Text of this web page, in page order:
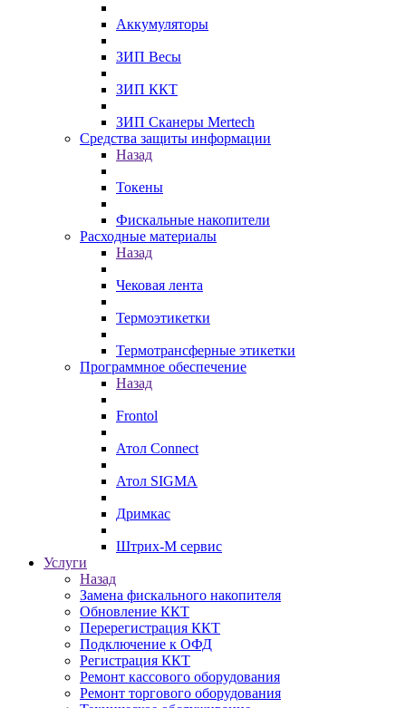
Аккумуляторы
ЗИП Весы
ЗИП ККТ
ЗИП Сканеры Mertech
Средства защиты информации
Назад
Токены
Фискальные накопители
Расходные материалы
Назад
Чековая лента
Термоэтикетки
Термотрансферные этикетки
Программное обеспечение
Назад
Frontol
Атол Connect
Атол SIGMA
Дримкас
Штрих-М сервис
Услуги
Назад
Замена фискального накопителя
Обновление ККТ
Перерегистрация ККТ
Подключение к ОФД
Регистрация ККТ
Ремонт кассового оборудования
Ремонт торгового оборудования